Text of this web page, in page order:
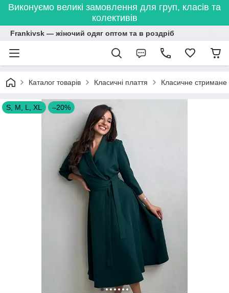
Виконуємо великі замовлення для груп, класів та
колективів
Frankivsk — жіночий одяг оптом та в роздріб
Каталог товарів Класичні плаття Класичне стримане
S, M, L, XL –20%